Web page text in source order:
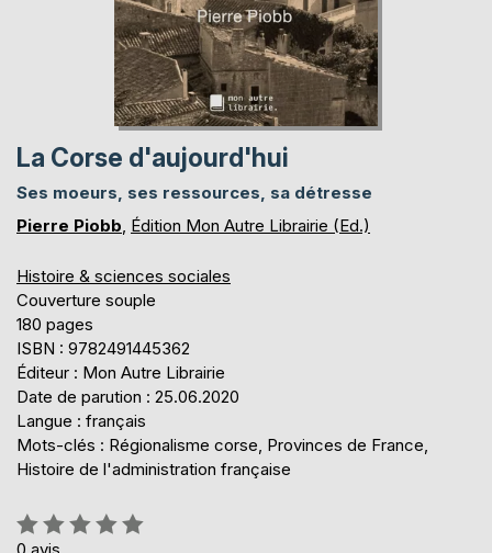
La Corse d'aujourd'hui
Ses moeurs, ses ressources, sa détresse
Pierre Piobb, Édition Mon Autre Librairie (Ed.)
Histoire & sciences sociales
Couverture souple
180 pages
ISBN : 9782491445362
Éditeur : Mon Autre Librairie
Date de parution : 25.06.2020
Langue : français
Mots-clés : Régionalisme corse, Provinces de France,
Histoire de l'administration française
Évaluation:
0%